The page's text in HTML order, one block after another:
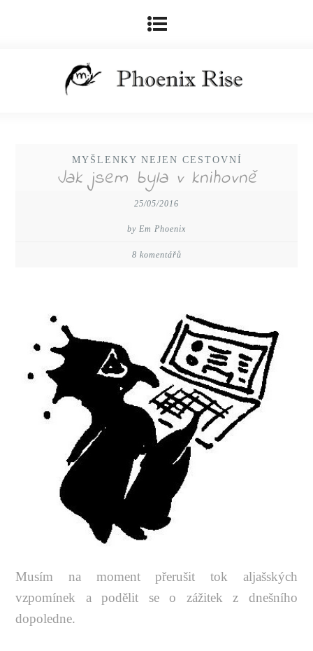
MYŠLENKY NEJEN CESTOVNÍ
Jak jsem byla v knihovně
25/05/2016
by Em Phoenix
8 komentářů
Musím na moment přerušit tok aljašských
vzpomínek a podělit se o zážitek z dnešního
dopoledne.